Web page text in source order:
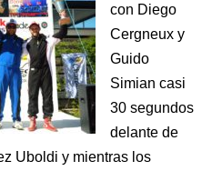
con Diego
Cergneux y
Guido
Simian casi
30 segundos
delante de
Uboldi y mientras los